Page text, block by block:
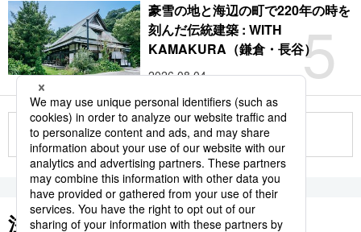
5
豪雪の地と海辺の町で220年の時を
刻んだ伝統建築 : WITH
KAMAKURA（鎌倉・長谷）
2026.08.04
もっと見る
注目のキーワード